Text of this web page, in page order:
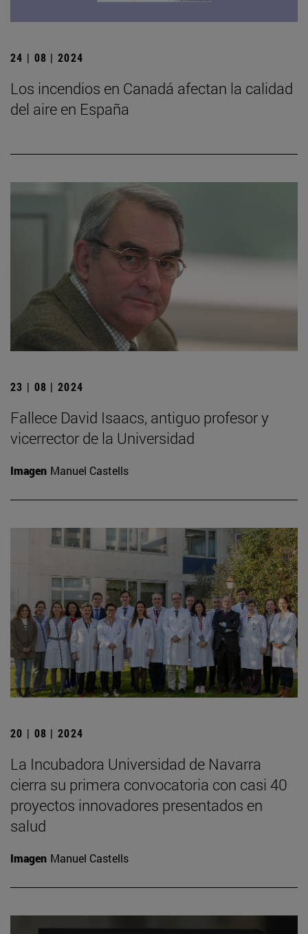
24 | 08 | 2024
Los incendios en Canadá afectan la calidad
del aire en España
23 | 08 | 2024
Fallece David Isaacs, antiguo profesor y
vicerrector de la Universidad
Imagen Manuel Castells
20 | 08 | 2024
La Incubadora Universidad de Navarra
cierra su primera convocatoria con casi 40
proyectos innovadores presentados en
salud
Imagen Manuel Castells